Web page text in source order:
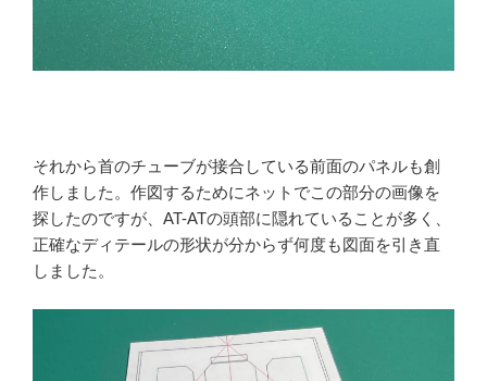
それから首のチューブが接合している前面のパネルも創
作しました。作図するためにネットでこの部分の画像を
探したのですが、AT-ATの頭部に隠れていることが多く、
正確なディテールの形状が分からず何度も図面を引き直
しました。